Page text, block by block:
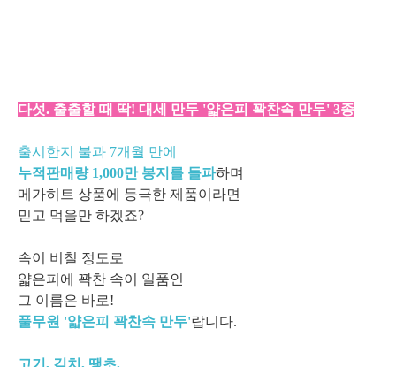
다섯. 출출할 때 딱! 대세 만두 '얇은피 꽉찬속 만두' 3종
출시한지 불과 7개월 만에
누적판매량 1,000만 봉지를 돌파하며
메가히트 상품에 등극한 제품이라면
믿고 먹을만 하겠죠?
속이 비칠 정도로
얇은피에 꽉찬 속이 일품인
그 이름은 바로!
풀무원 '얇은피 꽉찬속 만두'랍니다.